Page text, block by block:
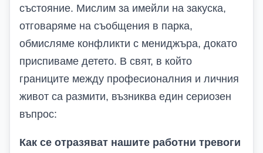
състояние. Мислим за имейли на закуска,
отговаряме на съобщения в парка,
обмисляме конфликти с мениджъра, докато
приспиваме детето. В свят, в който
границите между професионалния и личния
живот са размити, възниква един сериозен
въпрос:
Как се отразяват нашите работни тревоги